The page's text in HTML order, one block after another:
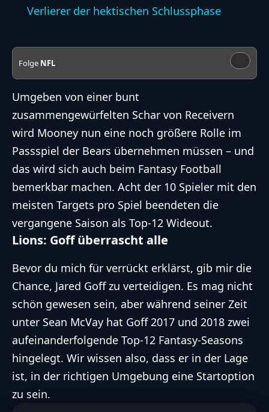
Verlierer der hektischen Schlussphase
Folge NFL
Umgeben von einer bunt
zusammengewürfelten Schar von Receivern
wird Mooney nun eine noch größere Rolle im
Passspiel der Bears übernehmen müssen – und
das wird sich auch beim Fantasy Football
bemerkbar machen. Acht der 10 Spieler mit den
meisten Targets pro Spiel beendeten die
vergangene Saison als Top-12 Wideout.
Lions: Goff überrascht alle
Bevor du mich für verrückt erklärst, gib mir die
Chance, Jared Goff zu verteidigen. Es mag nicht
schön gewesen sein, aber während seiner Zeit
unter Sean McVay hat Goff 2017 und 2018 zwei
aufeinanderfolgende Top-12 Fantasy-Seasons
hingelegt. Wir wissen also, dass er in der Lage
ist, in der richtigen Umgebung eine Startoption
zu sein.